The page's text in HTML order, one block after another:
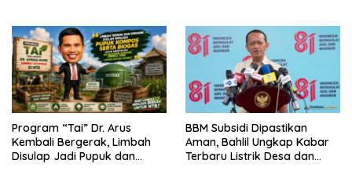
Program “Tai” Dr. Arus
Kembali Bergerak, Limbah
Disulap Jadi Pupuk dan
BBM Subsidi Dipastikan
Aman, Bahlil Ungkap Kabar
Terbaru Listrik Desa dan